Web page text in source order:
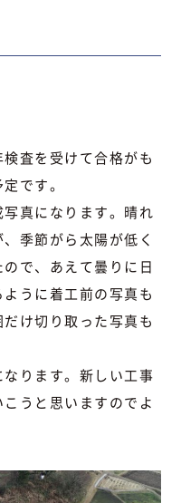
査を受けて合格がも
です。
真になります。晴れ
季節がら太陽が低く
で、あえて曇りに日
うに着工前の写真も
け切り取った写真も
ります。新しい工事
うと思いますのでよ